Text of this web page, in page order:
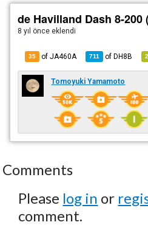
de Havilland Dash 8-200
8 yıl önce eklendi
35 of JA460A 711 ofDH8B
Tomoyuki Yamamoto
Comments
Please log in or
comment.